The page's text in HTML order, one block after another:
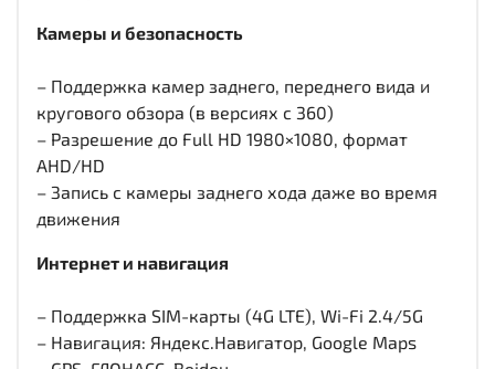
Камеры и безопасность
– Поддержка камер заднего, переднего вида и
кругового обзора (в версиях с 360)
– Разрешение до Full HD 1980×1080, формат
AHD/HD
– Запись с камеры заднего хода даже во время
движения
Интернет и навигация
– Поддержка SIM-карты (4G LTE), Wi-Fi 2.4/5G
– Навигация: Яндекс.Навигатор, Google Maps